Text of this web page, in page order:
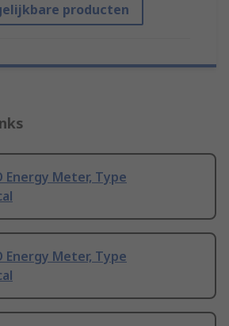
producten
Energy Meter, Type
Energy Meter, Type